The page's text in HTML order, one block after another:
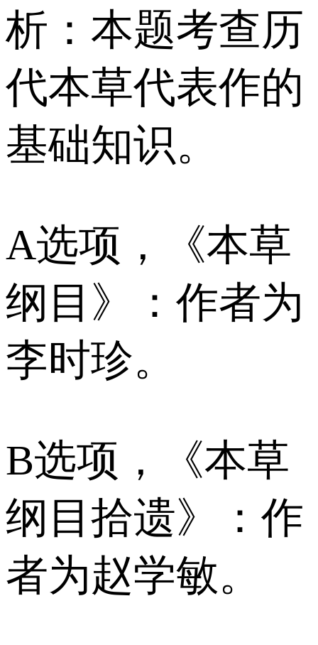
析：本题考查历
代本草代表作的
基础知识。
A选项，《本草
纲目》：作者为
李时珍。
B选项，《本草
纲目拾遗》：作
者为赵学敏。